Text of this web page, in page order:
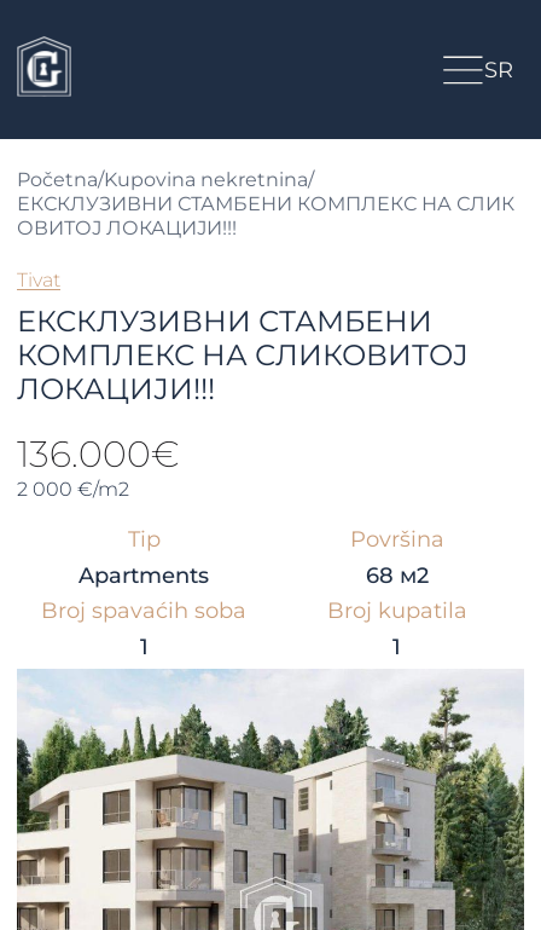
SR
Početna/Kupovina nekretnina/
ЕКСКЛУЗИВНИ СТАМБЕНИ КОМПЛЕКС НА СЛИК
ОВИТОЈ ЛОКАЦИЈИ!!!
Tivat
ЕКСКЛУЗИВНИ СТАМБЕНИ
КОМПЛЕКС НА СЛИКОВИТОЈ
ЛОКАЦИЈИ!!!
136.000€
2 000 €/m2
Tip
Apartments
Površina
68 м2
Broj spavaćih soba
1
Broj kupatila
1